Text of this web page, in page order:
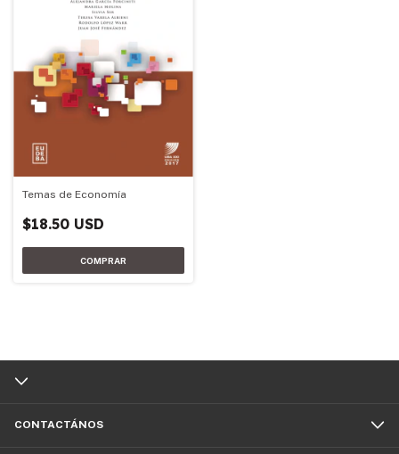
Temas de Economía
$18.50 USD
CONTACTÁNOS